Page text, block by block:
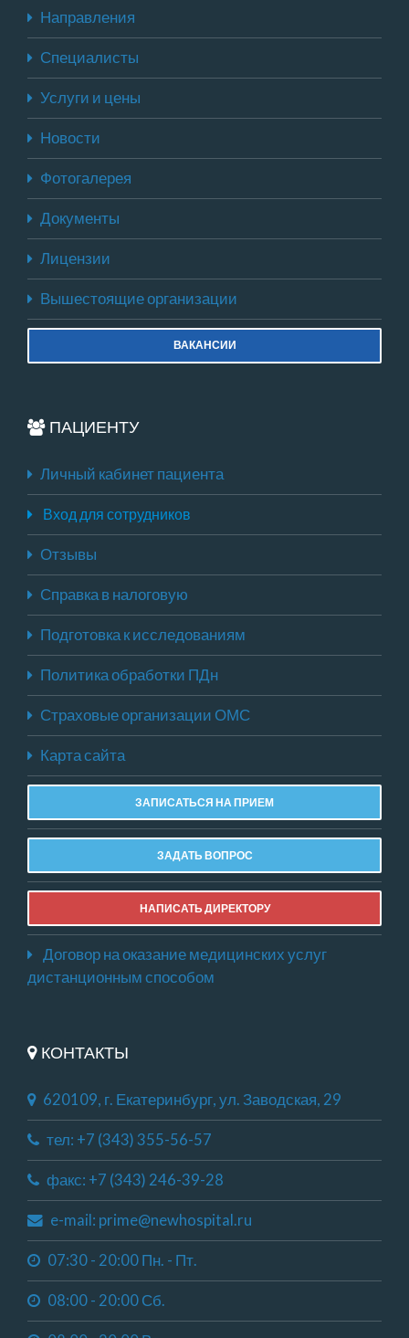
Направления
Специалисты
Услуги и цены
Новости
Фотогалерея
Документы
Лицензии
Вышестоящие организации
ВАКАНСИИ
ПАЦИЕНТУ
Личный кабинет пациента
Вход для сотрудников
Отзывы
Справка в налоговую
Подготовка к исследованиям
Политика обработки ПДн
Страховые организации ОМС
Карта сайта
ЗАПИСАТЬСЯ НА ПРИЕМ
ЗАДАТЬ ВОПРОС
НАПИСАТЬ ДИРЕКТОРУ
Договор на оказание медицинских услуг
дистанционным способом
КОНТАКТЫ
620109, г. Екатеринбург, ул. Заводская, 29
тел: +7 (343) 355-56-57
факс: +7 (343) 246-39-28
e-mail: prime@newhospital.ru
07:30 - 20:00 Пн. - Пт.
08:00 - 20:00 Сб.